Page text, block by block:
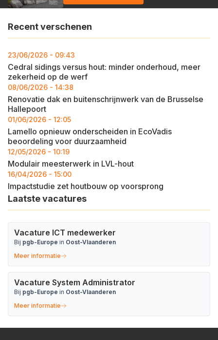
Recent verschenen
23/06/2026 - 09:43
Cedral sidings versus hout: minder onderhoud, meer
zekerheid op de werf
08/06/2026 - 14:38
Renovatie dak en buitenschrijnwerk van de Brusselse
Hallepoort
01/06/2026 - 12:05
Lamello opnieuw onderscheiden in EcoVadis
beoordeling voor duurzaamheid
12/05/2026 - 10:19
Modulair meesterwerk in LVL-hout
16/04/2026 - 15:00
Impactstudie zet houtbouw op voorsprong
Laatste vacatures
Vacature ICT medewerker
Bij pgb-Europe in Oost-Vlaanderen
Meer informatie
Vacature System Administrator
Bij pgb-Europe in Oost-Vlaanderen
Meer informatie